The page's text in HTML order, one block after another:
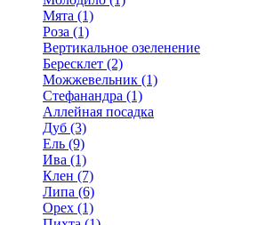
Мята (1)
Роза (1)
Вертикальное озеленение
Бересклет (2)
Можжевельник (1)
Стефанандра (1)
Аллейная посадка
Дуб (3)
Ель (9)
Ива (1)
Клен (7)
Липа (6)
Орех (1)